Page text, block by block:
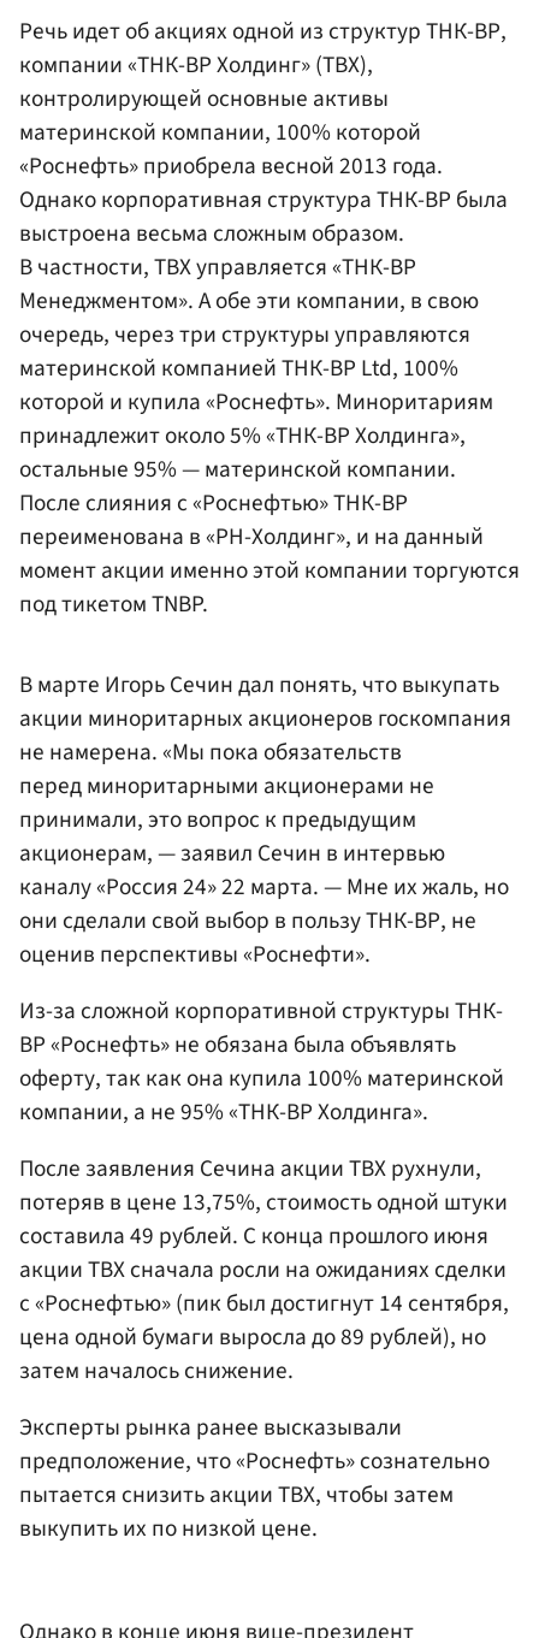
Речь идет об акциях одной из структур ТНК-ВР,
компании «ТНК-ВР Холдинг» (ТВХ),
контролирующей основные активы
материнской компании, 100% которой
«Роснефть» приобрела весной 2013 года.
Однако корпоративная структура ТНК-ВР была
выстроена весьма сложным образом.
В частности, ТВХ управляется «ТНК-ВР
Менеджментом». А обе эти компании, в свою
очередь, через три структуры управляются
материнской компанией ТНК-ВР Ltd, 100%
которой и купила «Роснефть». Миноритариям
принадлежит около 5% «ТНК-ВР Холдинга»,
остальные 95% — материнской компании.
После слияния с «Роснефтью» ТНК-ВР
переименована в «РН-Холдинг», и на данный
момент акции именно этой компании торгуются
под тикетом TNBP.
В марте Игорь Сечин дал понять, что выкупать
акции миноритарных акционеров госкомпания
не намерена. «Мы пока обязательств
перед миноритарными акционерами не
принимали, это вопрос к предыдущим
акционерам, — заявил Сечин в интервью
каналу «Россия 24» 22 марта. — Мне их жаль, но
они сделали свой выбор в пользу ТНК-ВР, не
оценив перспективы «Роснефти».
Из-за сложной корпоративной структуры ТНК-
ВР «Роснефть» не обязана была объявлять
оферту, так как она купила 100% материнской
компании, а не 95% «ТНК-ВР Холдинга».
После заявления Сечина акции ТВХ рухнули,
потеряв в цене 13,75%, стоимость одной штуки
составила 49 рублей. С конца прошлого июня
акции ТВХ сначала росли на ожиданиях сделки
с «Роснефтью» (пик был достигнут 14 сентября,
цена одной бумаги выросла до 89 рублей), но
затем началось снижение.
Эксперты рынка ранее высказывали
предположение, что «Роснефть» сознательно
пытается снизить акции ТВХ, чтобы затем
выкупить их по низкой цене.